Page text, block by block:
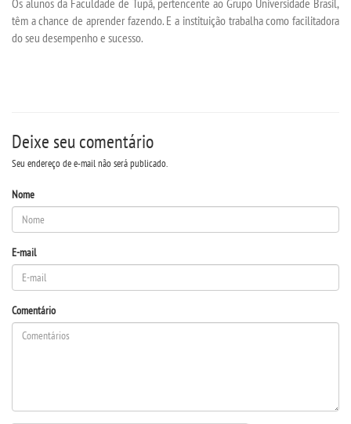
BLOG CONEXÃO UNIESP
PORTAL DE ALUNOS
PORTAL DE PROFESSORES/ACADÊMICO
IMPRENSA
têm a chance de aprender fazendo. E a instituição trabalha como facilitadora
do seu desempenho e sucesso.
Deixe seu comentário
Seu endereço de e-mail não será publicado.
Nome
E-mail
Comentário